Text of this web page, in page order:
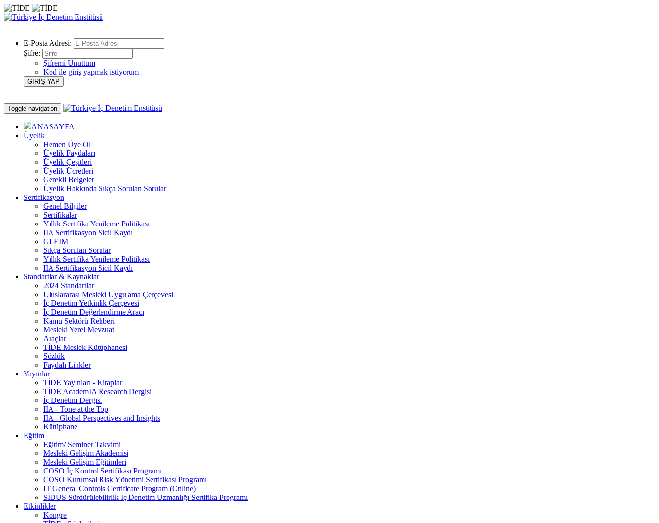
E-Posta Adresi:
Şifre:
Şifremi Unuttum
Kod ile giriş yapmak istiyorum
Toggle navigation
ANASAYFA
Üyelik
Hemen Üye Ol
Üyelik Faydaları
Üyelik Çeşitleri
Üyelik Ücretleri
Gerekli Belgeler
Üyelik Hakkında Sıkça Sorulan Sorular
Sertifikasyon
Genel Bilgiler
Sertifikalar
Yıllık Sertifika Yenileme Politikası
IIA Sertifikasyon Sicil Kaydı
GLEIM
Sıkça Sorulan Sorular
Yıllık Sertifika Yenileme Politikası
IIA Sertifikasyon Sicil Kaydı
Standartlar & Kaynaklar
2024 Standartlar
Uluslararası Mesleki Uygulama Çerçevesi
İç Denetim Yetkinlik Çerçevesi
İç Denetim Değerlendirme Aracı
Kamu Sektörü Rehberi
Mesleki Yerel Mevzuat
Araçlar
TİDE Meslek Kütüphanesi
Sözlük
Faydalı Linkler
Yayınlar
TİDE Yayınları - Kitaplar
TİDE AcademIA Research Dergisi
İç Denetim Dergisi
IIA - Tone at the Top
IIA - Global Perspectives and Insights
Kütüphane
Eğitim
Eğitim/ Seminer Takvimi
Mesleki Gelişim Akademisi
Mesleki Gelişim Eğitimleri
COSO İç Kontrol Sertifikası Programı
COSO Kurumsal Risk Yönetimi Sertifikası Programı
IT General Controls Certificate Program (Online)
SİDUS Sürdürülebilirlik İç Denetim Uzmanlığı Sertifika Programı
Etkinlikler
Kongre